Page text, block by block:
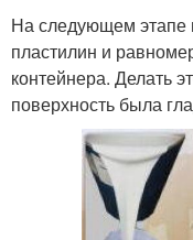
На следующем этапе
пластилин и
контейнера. Делать
поверхность была